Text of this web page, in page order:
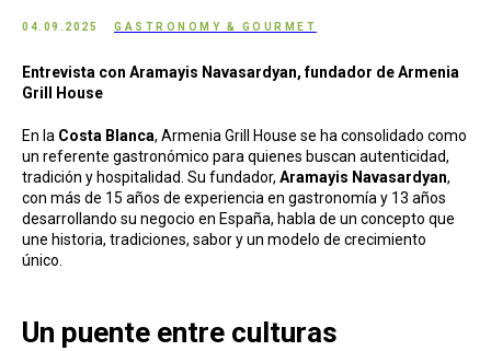
04.09.2025 GASTRONOMY & GOURMET
Entrevista con Aramayis Navasardyan, fundador de Armenia
Grill House
En la Costa Blanca, Armenia Grill House se ha consolidado como
un referente gastronómico para quienes buscan autenticidad,
tradición y hospitalidad. Su fundador, Aramayis Navasardyan,
con más de 15 años de experiencia en gastronomía y 13 años
desarrollando su negocio en España, habla de un concepto que
une historia, tradiciones, sabor y un modelo de crecimiento
único.
Un puente entre culturas